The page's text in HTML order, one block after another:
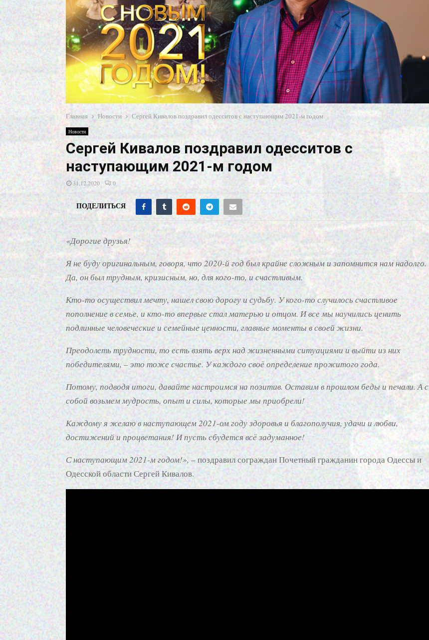
Главная Новости Сергей Кивалов поздравил одесситов с наступающим 2021-м годом
Новости
Сергей Кивалов поздравил одесситов с
наступающим 2021-м годом
31.12.2020 0
ПОДЕЛИТЬСЯ
«Дорогие друзья!
Я не буду оригинальным, говоря, что 2020-й год был крайне сложным и запомнится нам надолго.
Да, он был трудным, кризисным, но, для кого-то, и счастливым.
Кто-то осуществил мечту, нашел свою дорогу и судьбу. У кого-то случилось счастливое
пополнение в семье, и кто-то впервые стал матерью и отцом. И все мы научились ценить
подлинные человеческие и семейные ценности, главные моменты в своей жизни.
Преодолеть трудности, то есть взять верх над жизненными ситуациями и выйти из них
победителями, – это тоже счастье. У каждого своё определение прожитого года.
Потому, подводя итоги, давайте настроимся на позитив. Оставим в прошлом беды и печали. А с
собой возьмем мудрость, опыт и силы, которые мы приобрели!
Каждому я желаю в наступающем 2021-ом году здоровья и благополучия, удачи и любви,
достижений и процветания! И пусть сбудется всё задуманное!
С наступающим 2021-м годом!»,– поздравил сограждан Почетный гражданин города Одессы и
Одесской области Сергей Кивалов.